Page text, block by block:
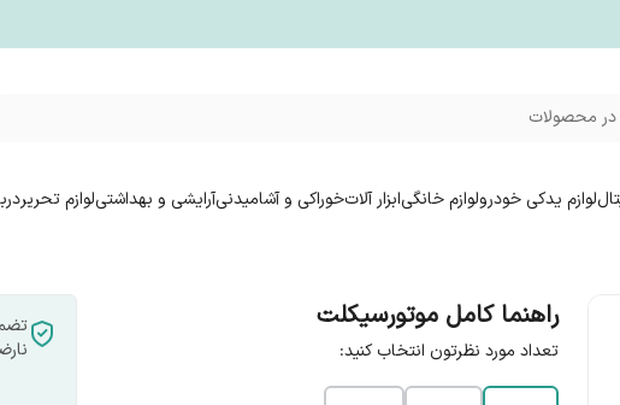
محصولات
لوازم یدکی خودرولوازم خانگیابزار آلاتخوراکی و آشامیدنیآرایشی و بهداشتیلوازم تحریر
راهنما کامل موتورسیکلت
تعداد مورد نظرتون انتخاب کنید: